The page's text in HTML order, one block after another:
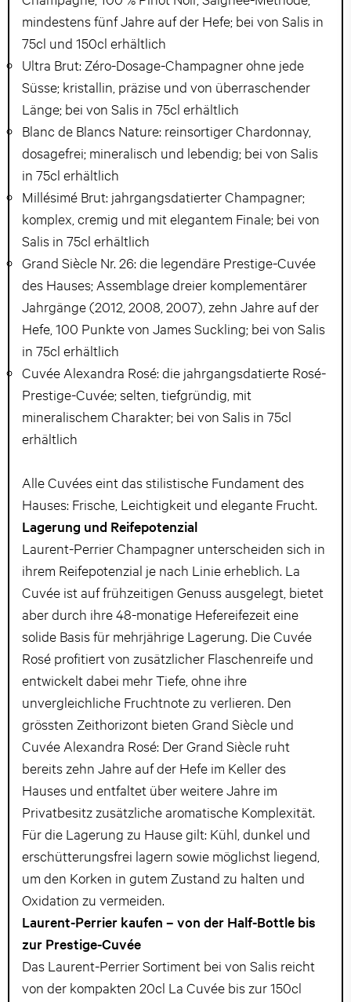
mindestens fünf Jahre auf der Hefe; bei von Salis in
75cl und 150cl erhältlich
Ultra Brut: Zéro-Dosage-Champagner ohne jede
Süsse; kristallin, präzise und von überraschender
Länge; bei von Salis in 75cl erhältlich
Blanc de Blancs Nature: reinsortiger Chardonnay,
dosagefrei; mineralisch und lebendig; bei von Salis
in 75cl erhältlich
Millésimé Brut: jahrgangsdatierter Champagner;
komplex, cremig und mit elegantem Finale; bei von
Salis in 75cl erhältlich
Grand Siècle Nr. 26: die legendäre Prestige-Cuvée
des Hauses; Assemblage dreier komplementärer
Jahrgänge (2012, 2008, 2007), zehn Jahre auf der
Hefe, 100 Punkte von James Suckling; bei von Salis
in 75cl erhältlich
Cuvée Alexandra Rosé: die jahrgangsdatierte Rosé-
Prestige-Cuvée; selten, tiefgründig, mit
mineralischem Charakter; bei von Salis in 75cl
erhältlich
Alle Cuvées eint das stilistische Fundament des
Hauses: Frische, Leichtigkeit und elegante Frucht.
Lagerung und Reifepotenzial
Laurent-Perrier Champagner unterscheiden sich in
ihrem Reifepotenzial je nach Linie erheblich. La
Cuvée ist auf frühzeitigen Genuss ausgelegt, bietet
aber durch ihre 48-monatige Hefereifezeit eine
solide Basis für mehrjährige Lagerung. Die Cuvée
Rosé profitiert von zusätzlicher Flaschenreife und
entwickelt dabei mehr Tiefe, ohne ihre
unvergleichliche Fruchtnote zu verlieren. Den
grössten Zeithorizont bieten Grand Siècle und
Cuvée Alexandra Rosé: Der Grand Siècle ruht
bereits zehn Jahre auf der Hefe im Keller des
Hauses und entfaltet über weitere Jahre im
Privatbesitz zusätzliche aromatische Komplexität.
Für die Lagerung zu Hause gilt: Kühl, dunkel und
erschütterungsfrei lagern sowie möglichst liegend,
um den Korken in gutem Zustand zu halten und
Oxidation zu vermeiden.
Laurent-Perrier kaufen – von der Half-Bottle bis
zur Prestige-Cuvée
Das Laurent-Perrier Sortiment bei von Salis reicht
von der kompakten 20cl La Cuvée bis zur 150cl